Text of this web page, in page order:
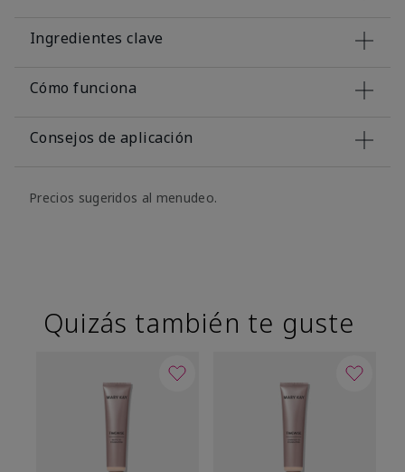
Ingredientes clave
Cómo funciona
Consejos de aplicación
Precios sugeridos al menudeo.
Quizás también te guste